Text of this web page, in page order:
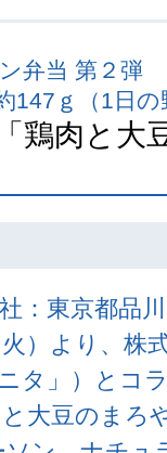
弁当 第２弾
147ｇ（1日
鶏肉と大
：東京都品
）より、株
タ」）とコ
大豆のまろ